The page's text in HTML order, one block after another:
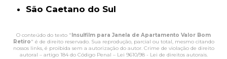
São Caetano do Sul
O conteúdo do texto " Insulfilm para Janela de Apartamento Valor Bom
Retiro" é de direito reservado. Sua reprodução, parcial ou total, mesmo citando
nossos links, é proibida sem a autorização do autor. Crime de violação de direito
autoral – artigo 184 do Código Penal – Lei 9610/98 - Lei de direitos autorais.